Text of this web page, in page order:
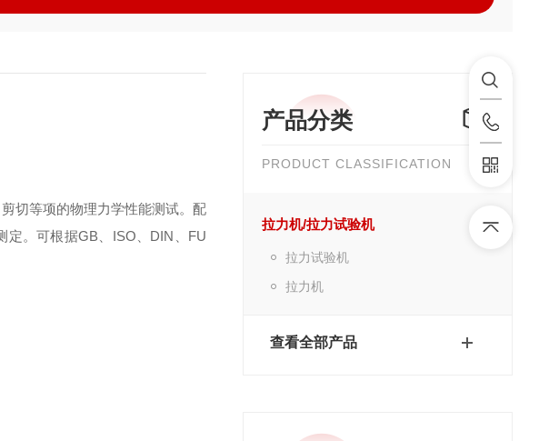
产品分类
PRODUCT CLASSIFICATION
拉力机/拉力试验机
拉力试验机
拉力机
查看全部产品
切等项的物理力学性能测试。配
定。可根据GB ISO DIN
FU